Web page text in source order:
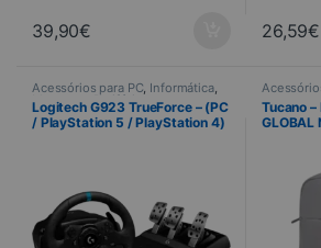
39,90€ 26,59€
Acessórios para PC Informática,
Manettes ,Periféricos
Logitech G923 TrueForce – (PC
/ PlayStation 5 / PlayStation 4)
Tucano
GLOBAL